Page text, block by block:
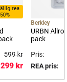
rea
50%
599 kr
299 kr
Berkley
URBN
pack
Pris:
REA pris: